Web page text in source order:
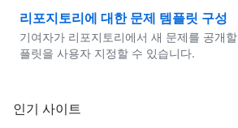
리포지토리에 대한 문제 템플릿 구성
기여자가 리포지토리에서 새 문제를 공개
플릿을 사용자 지정할 수 있습니다.
인기 사이트